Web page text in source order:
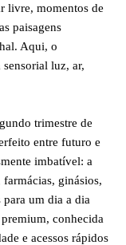
livre, momentos de
paisagens
Aqui, o
luz, ar,
trimestre de
entre futuro e
imbatível: a
farmácias, ginásios,
para um dia a dia
conhecida
e acessos rápidos